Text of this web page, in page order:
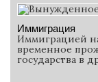
Иммиграция
Иммиграцией
временное
государства в